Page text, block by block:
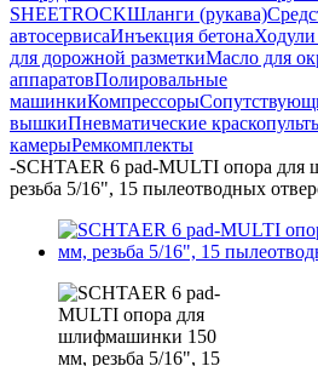
SHEETROCKШланги (рукава)
автосервисаИнъекция бетонаХодули
для дорожной разметкиМасло для
аппаратовПолировальные
машинкиКомпрессоры
вышкиПневматические
камерыРемкомплекты
-SCHTAER 6 pad-MULTI опора
резьба 5/16", 15 пылеотводных